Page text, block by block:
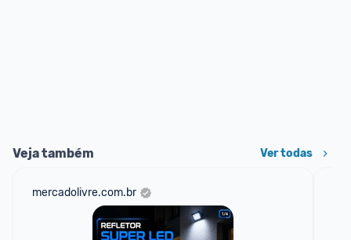
Veja também Ver todas
mercadolivre.com.br